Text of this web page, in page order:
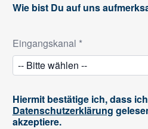
Wie bist Du auf uns
Eingangskanal *
Hiermit bestätige ich, dass
Datenschutzerklärung
akzeptiere.